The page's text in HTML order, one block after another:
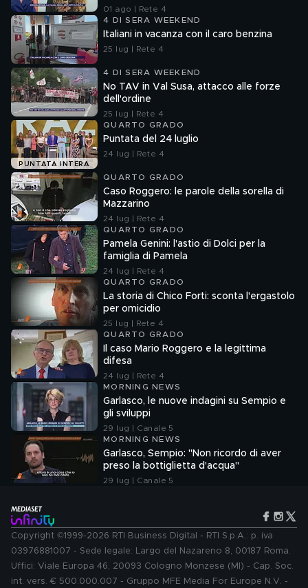
01 ago | Rete 4
4 DI SERA WEEKEND
Italiani in vacanza con il caro benzina
25 lug | Rete 4
4 DI SERA WEEKEND
No TAV in Val Susa, attacco alle forze
dell'ordine
25 lug | Rete 4
PUNTATA INTERA
QUARTO GRADO
Puntata del 24 luglio
24 lug | Rete 4
QUARTO GRADO
Caso Roggero: le parole della sorella di
Mazzarino
24 lug | Rete 4
QUARTO GRADO
Pamela Genini: l'astio di Dolci per la
famiglia di Pamela
24 lug | Rete 4
QUARTO GRADO
La storia di Chico Forti: sconta l'ergastolo
per omicidio
25 lug | Rete 4
QUARTO GRADO
Il caso Mario Roggero e la legittima
difesa
24 lug | Rete 4
MORNING NEWS
Garlasco, le nuove indagini su Sempio e
gli sviluppi
29 lug | Canale 5
MORNING NEWS
Garlasco, Sempio: "Non ricordo di aver
preso la bottiglietta d'acqua"
29 lug | Canale 5
Copyright ©1999-2026 RTI Business Digital - RTI S.p.A.: p. iva
03976881007 - Sede legale: Largo del Nazareno 8, 00187 Roma.
Uffici: Viale Europa 46, 20093 Cologno Monzese (MI) - Cap. Soc.
int. vers. € 500.000.007 - Gruppo MFE Media For Europe N.V. -